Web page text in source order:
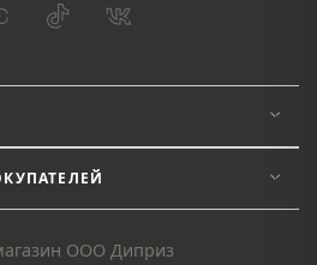
ООО Диприз